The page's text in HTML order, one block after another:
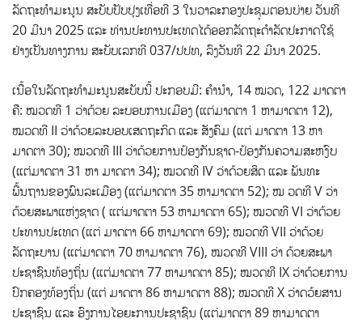
ລັດຖະທຳມະນູນ ສະບັບປັບປຸງເທື່ອທີ 3 ໃນວາລະກອງປະຊຸມຕອນບ່າຍ ວັນທີ
20 ມີນາ 2025 ແລະ ທ່ານປະທານປະເທດໄດ້ອອກລັດຖະດຳລັດປະກາດໃຊ້
ຢ່າງເປັນທາງການ ສະບັບເລກທີ 037/ປປທ, ລົງວັນທີ 22 ມີນາ 2025.
ເນື້ອໃນລັດຖະທຳມະນູນສະບັບນີ້ ປະກອບມີ: ຄໍານໍາ, 14 ໝວດ, 122 ມາດຕາ
ຄື: ໝວດທີ 1 ວ່າດ້ວຍ ລະບອບການເມືອງ (ແຕ່ມາດຕາ 1 ຫາມາດຕາ 12),
ໝວດທີ II ວ່າດ້ວຍລະບອບເສດຖະກິດ ແລະ ສັງຄົມ (ແຕ່ ມາດຕາ 13 ຫາ
ມາດຕາ 30); ໝວດທີ III ວ່າດ້ວຍການປ້ອງກັນຊາດ-ປ້ອງກັນຄວາມສະຫງົບ
(ແຕ່ມາດຕາ 31 ຫາ ມາດຕາ 34); ໝວດທີ IV ວ່າດ້ວຍສິດ ແລະ ພັນທະ
ພື້ນຖານຂອງພົນລະເມືອງ (ແຕ່ມາດຕາ 35 ຫາມາດຕາ 52); ໝ ວດທີ V ວ່າ
ດ້ວຍສະພາແຫ່ງຊາດ ( ແຕ່ມາດຕາ 53 ຫາມາດຕາ 65); ໝວດທີ VI ວ່າດ້ວຍ
ປະທານປະເທດ (ແຕ່ ມາດຕາ 66 ຫາມາດຕາ 69); ໝວດທີ VII ວ່າດ້ວຍ
ລັດຖະບານ (ແຕ່ມາດຕາ 70 ຫາມາດຕາ 76), ໝວດທີ VIII ວ່າ ດ້ວຍສະພາ
ປະຊາຊົນທ້ອງຖິ່ນ (ແຕ່ມາດຕາ 77 ຫາມາດຕາ 85); ໝວດທີ IX ວ່າດ້ວຍການ
ປົກຄອງທ້ອງຖິ່ນ (ແຕ່ ມາດຕາ 86 ຫາມາດຕາ 88); ໝວດທີ X ວ່າດວ້ຍສານ
ປະຊາຊົນ ແລະ ອົງການໄອຍະການປະຊາຊົນ (ແຕ່ມາດຕາ 89 ຫາມາດຕາ